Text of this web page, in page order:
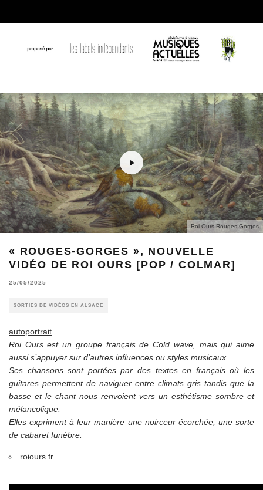
Roi Ours Rouges Gorges
« ROUGES-GORGES », NOUVELLE
VIDÉO DE ROI OURS [POP / COLMAR]
25/05/2025
SORTIES DE VIDÉOS EN ALSACE
autoportrait
Roi Ours est un groupe français de Cold wave, mais qui aime
aussi s’appuyer sur d’autres influences ou styles musicaux.
​Ses chansons sont portées par des textes en français où les
guitares permettent de naviguer entre climats gris tandis que la
basse et le chant nous renvoient vers un esthétisme sombre et
mélancolique.
Elles expriment à leur manière une noirceur écorchée, une sorte
de cabaret funèbre.
roiours.fr